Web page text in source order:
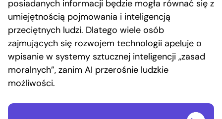
posiadanych informacji będzie mogła równać się z
umiejętnością pojmowania i inteligencją
przeciętnych ludzi. Dlatego wiele osób
zajmujących się rozwojem technologii apeluje o
wpisanie w systemy sztucznej inteligencji „zasad
moralnych”, zanim AI przerośnie ludzkie
możliwości.